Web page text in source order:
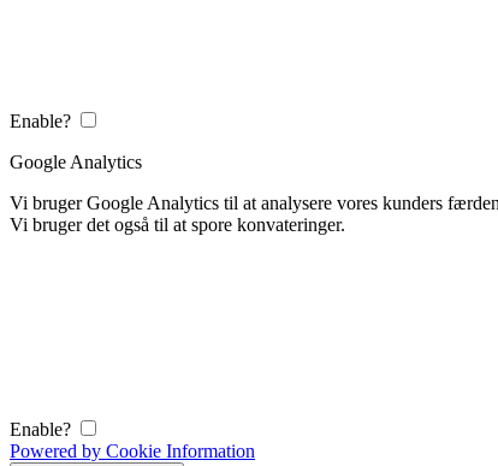
Enable?
Google Analytics
Vi bruger Google Analytics til at analysere vores kunders
Vi bruger det også til at spore konvateringer.
Enable?
Powered by Cookie Information